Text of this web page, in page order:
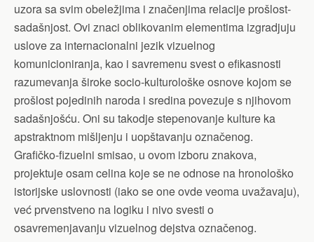
uzora sa svim obeležjima i značenjima relacije prošlost-
sadašnjost. Ovi znaci oblikovanim elementima izgradjuju
uslove za internacionalni jezik vizuelnog
komunicioniranja, kao i savremenu svest o efikasnosti
razumevanja široke socio-kulturološke osnove kojom se
prošlost pojedinih naroda i sredina povezuje s njihovom
sadašnjošću. Oni su takodje stepenovanje kulture ka
apstraktnom mišljenju i uopštavanju označenog.
Grafičko-fizuelni smisao, u ovom izboru znakova,
projektuje osam celina koje se ne odnose na hronološko
istorijske uslovnosti (iako se one ovde veoma uvažavaju),
već prvenstveno na logiku i nivo svesti o
osavremenjavanju vizuelnog dejstva označenog.